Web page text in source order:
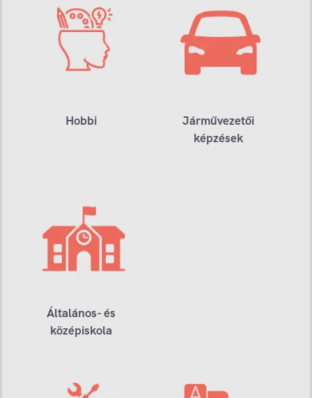
Hobbi
Járművezetői
képzések
Általános- és
középiskola